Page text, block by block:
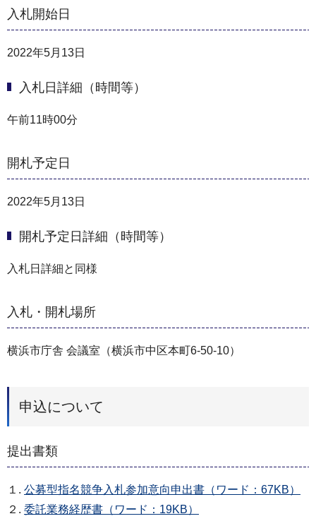
入札開始日
2022年5月13日
入札日詳細（時間等）
午前11時00分
開札予定日
2022年5月13日
開札予定日詳細（時間等）
入札日詳細と同様
入札・開札場所
横浜市庁舎 会議室（横浜市中区本町6-50-10）
申込について
提出書類
１. 公募型指名競争入札参加意向申出書（ワード：67KB）
２. 委託業務経歴書（ワード：19KB）